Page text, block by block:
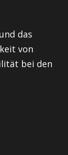
das
von
bei den